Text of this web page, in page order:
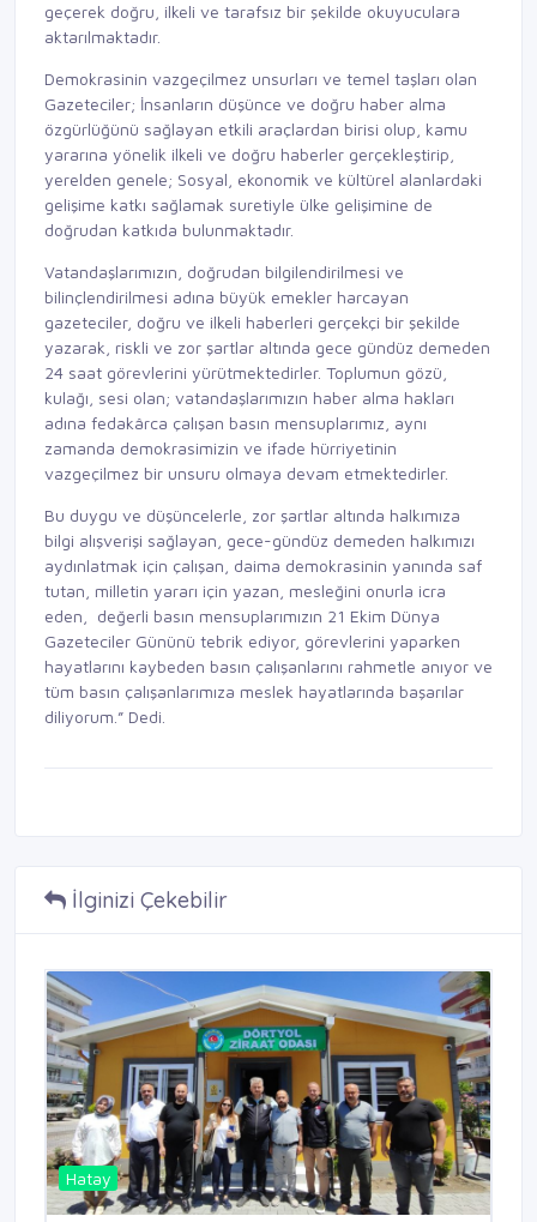
geçerek doğru, ilkeli ve tarafsız bir şekilde okuyuculara
aktarılmaktadır.
Demokrasinin vazgeçilmez unsurları ve temel taşları olan
Gazeteciler; İnsanların düşünce ve doğru haber alma
özgürlüğünü sağlayan etkili araçlardan birisi olup, kamu
yararına yönelik ilkeli ve doğru haberler gerçekleştirip,
yerelden genele; Sosyal, ekonomik ve kültürel alanlardaki
gelişime katkı sağlamak suretiyle ülke gelişimine de
doğrudan katkıda bulunmaktadır.
Vatandaşlarımızın, doğrudan bilgilendirilmesi ve
bilinçlendirilmesi adına büyük emekler harcayan
gazeteciler, doğru ve ilkeli haberleri gerçekçi bir şekilde
yazarak, riskli ve zor şartlar altında gece gündüz demeden
24 saat görevlerini yürütmektedirler. Toplumun gözü,
kulağı, sesi olan; vatandaşlarımızın haber alma hakları
adına fedakârca çalışan basın mensuplarımız, aynı
zamanda demokrasimizin ve ifade hürriyetinin
vazgeçilmez bir unsuru olmaya devam etmektedirler.
Bu duygu ve düşüncelerle, zor şartlar altında halkımıza
bilgi alışverişi sağlayan, gece-gündüz demeden halkımızı
aydınlatmak için çalışan, daima demokrasinin yanında saf
tutan, milletin yararı için yazan, mesleğini onurla icra
eden, değerli basın mensuplarımızın 21 Ekim Dünya
Gazeteciler Gününü tebrik ediyor, görevlerini yaparken
hayatlarını kaybeden basın çalışanlarını rahmetle anıyor ve
tüm basın çalışanlarımıza meslek hayatlarında başarılar
diliyorum.” Dedi.
İlginizi Çekebilir
Hatay